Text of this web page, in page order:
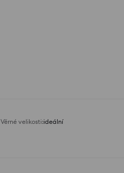
Věrné velikosti:ideální